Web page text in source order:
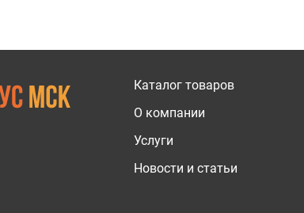
Каталог товаров
О компании
Услуги
Новости и статьи